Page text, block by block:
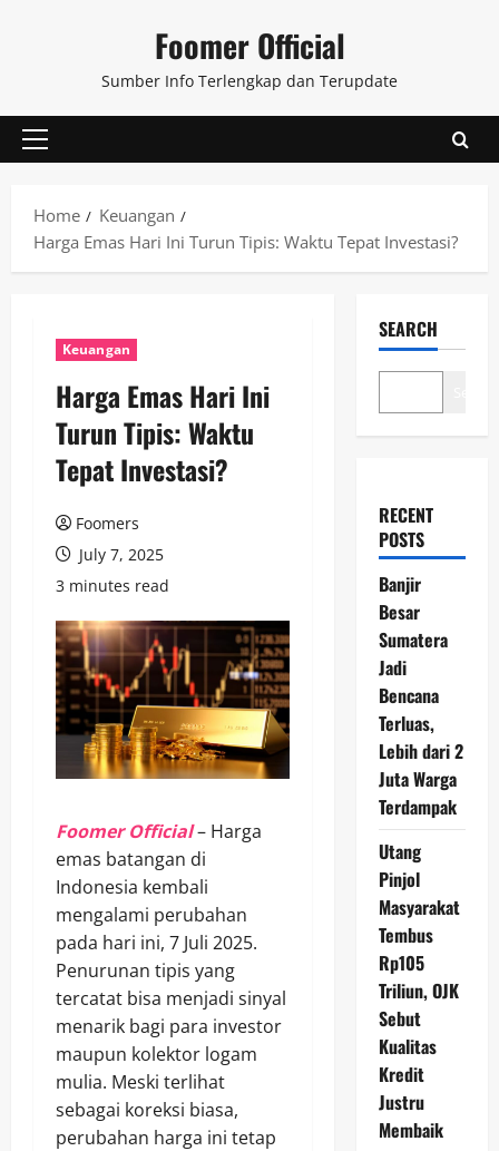
Foomer Official
Sumber Info Terlengkap dan Terupdate
Primary
Home
Keuangan
Harga Emas Hari Ini Turun Tipis: Waktu Tepat Investasi?
Keuangan
Harga Emas Hari Ini
Turun Tipis: Waktu
Tepat Investasi?
Foomers
July 7, 2025
3 minutes read
Foomer Official– Harga
emas batangan di
Indonesia kembali
mengalami perubahan
pada hari ini, 7 Juli 2025.
Penurunan tipis yang
tercatat bisa menjadi sinyal
menarik bagi para investor
maupun kolektor logam
mulia. Meski terlihat
sebagai koreksi biasa,
perubahan harga ini tetap
SEARCH
RECENT
POSTS
Banjir
Besar
Sumatera
Jadi
Bencana
Terluas,
Lebih dari 2
Juta Warga
Terdampak
Utang
Pinjol
Masyarakat
Tembus
Rp105
Triliun, OJK
Sebut
Kualitas
Kredit
Justru
Membaik